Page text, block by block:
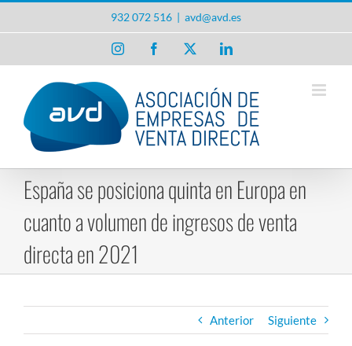
932 072 516 | avd@avd.es
InstagramFacebook LinkedIn
España se posiciona quinta en Europa en
cuanto a volumen de ingresos de venta
directa en 2021
Anterior Siguiente